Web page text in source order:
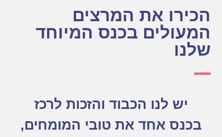
הכירו את המרצים
המעולים בכנס המיוחד
שלנו
יש לנו הכבוד והזכות לרכז
בכנס אחד את טובי המומחים,